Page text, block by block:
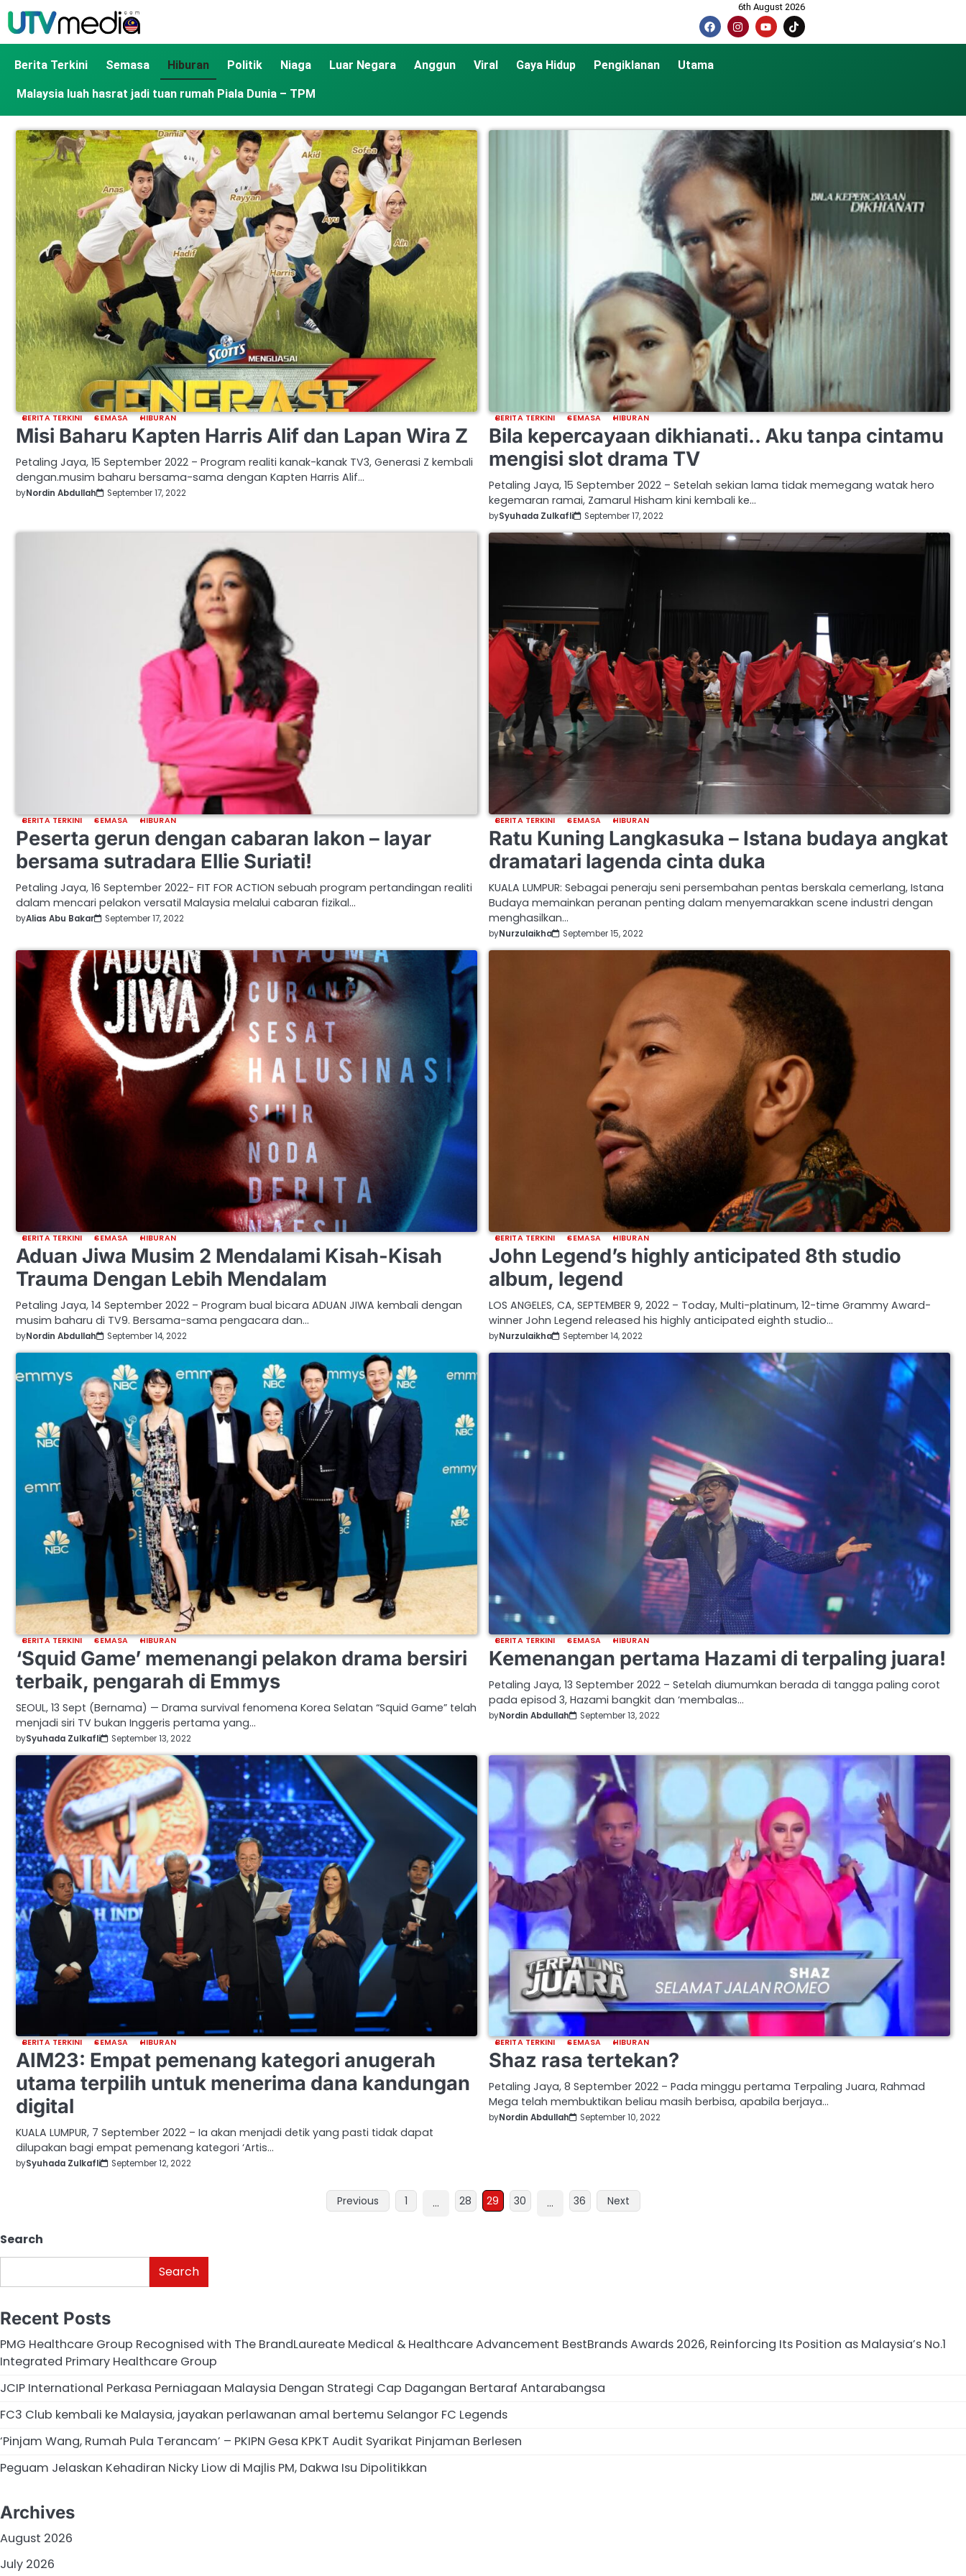
6th August 2026
Berita Terkini Semasa Hiburan Politik Niaga Luar Negara Anggun Viral Gaya Hidup Pengiklanan Utama
Malaysia luah hasrat jadi tuan rumah Piala Dunia – TPM
BERITA TERKINI SEMASA HIBURAN
Misi Baharu Kapten Harris Alif dan Lapan Wira Z
Petaling Jaya, 15 September 2022 – Program realiti kanak-kanak TV3, Generasi Z kembali
dengan.musim baharu bersama-sama dengan Kapten Harris Alif…
byNordin Abdullah September 17, 2022
BERITA TERKINI SEMASA HIBURAN
Bila kepercayaan dikhianati.. Aku tanpa cintamu
mengisi slot drama TV
Petaling Jaya, 15 September 2022 – Setelah sekian lama tidak memegang watak hero
kegemaran ramai, Zamarul Hisham kini kembali ke…
bySyuhada Zulkafli September 17, 2022
BERITA TERKINI SEMASA HIBURAN
Peserta gerun dengan cabaran lakon – layar
bersama sutradara Ellie Suriati!
Petaling Jaya, 16 September 2022- FIT FOR ACTION sebuah program pertandingan realiti
dalam mencari pelakon versatil Malaysia melalui cabaran fizikal…
byAlias Abu Bakar September 17, 2022
BERITA TERKINI SEMASA HIBURAN
Ratu Kuning Langkasuka – Istana budaya angkat
dramatari lagenda cinta duka
KUALA LUMPUR: Sebagai peneraju seni persembahan pentas berskala cemerlang, Istana
Budaya memainkan peranan penting dalam menyemarakkan scene industri dengan
menghasilkan…
byNurzulaikha September 15, 2022
BERITA TERKINI SEMASA HIBURAN
Aduan Jiwa Musim 2 Mendalami Kisah-Kisah
Trauma Dengan Lebih Mendalam
Petaling Jaya, 14 September 2022 – Program bual bicara ADUAN JIWA kembali dengan
musim baharu di TV9. Bersama-sama pengacara dan…
byNordin Abdullah September 14, 2022
BERITA TERKINI SEMASA HIBURAN
John Legend’s highly anticipated 8th studio
album, legend
LOS ANGELES, CA, SEPTEMBER 9, 2022 – Today, Multi-platinum, 12-time Grammy Award-
winner John Legend released his highly anticipated eighth studio…
byNurzulaikha September 14, 2022
BERITA TERKINI SEMASA HIBURAN
‘Squid Game’ memenangi pelakon drama bersiri
terbaik, pengarah di Emmys
SEOUL, 13 Sept (Bernama) — Drama survival fenomena Korea Selatan “Squid Game” telah
menjadi siri TV bukan Inggeris pertama yang…
bySyuhada Zulkafli September 13, 2022
BERITA TERKINI SEMASA HIBURAN
Kemenangan pertama Hazami di terpaling juara!
Petaling Jaya, 13 September 2022 – Setelah diumumkan berada di tangga paling corot
pada episod 3, Hazami bangkit dan ‘membalas…
byNordin Abdullah September 13, 2022
BERITA TERKINI SEMASA HIBURAN
AIM23: Empat pemenang kategori anugerah
utama terpilih untuk menerima dana kandungan
digital
KUALA LUMPUR, 7 September 2022 – Ia akan menjadi detik yang pasti tidak dapat
dilupakan bagi empat pemenang kategori ‘Artis…
bySyuhada Zulkafli September 12, 2022
BERITA TERKINI SEMASA HIBURAN
Shaz rasa tertekan?
Petaling Jaya, 8 September 2022 – Pada minggu pertama Terpaling Juara, Rahmad
Mega telah membuktikan beliau masih berbisa, apabila berjaya…
byNordin Abdullah September 10, 2022
Previous 1 … 28 29 30 … 36 Next
Search
Search
Recent Posts
PMG Healthcare Group Recognised with The BrandLaureate Medical & Healthcare Advancement BestBrands Awards 2026, Reinforcing Its Position as Malaysia’s No.1
Integrated Primary Healthcare Group
JCIP International Perkasa Perniagaan Malaysia Dengan Strategi Cap Dagangan Bertaraf Antarabangsa
FC3 Club kembali ke Malaysia, jayakan perlawanan amal bertemu Selangor FC Legends
‘Pinjam Wang, Rumah Pula Terancam’ – PKIPN Gesa KPKT Audit Syarikat Pinjaman Berlesen
Peguam Jelaskan Kehadiran Nicky Liow di Majlis PM, Dakwa Isu Dipolitikkan
Archives
August 2026
July 2026